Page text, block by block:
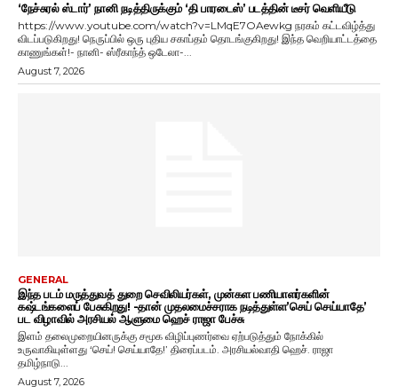
‘நேச்சுரல் ஸ்டார்’ நானி நடித்திருக்கும் ‘தி பாரடைஸ்’ படத்தின் டீசர் வெளியீடு
https://www.youtube.com/watch?v=LMqE7OAewkg நரகம் கட்டவிழ்த்து
விடப்படுகிறது! நெருப்பில் ஒரு புதிய சகாப்தம் தொடங்குகிறது! இந்த வெறியாட்டத்தை
காணுங்கள்!- நானி- ஸ்ரீகாந்த் ஒடேலா-...
August 7, 2026
GENERAL
இந்த படம் மருத்துவத் துறை செவிலியர்கள், முன்கள பணியாளர்களின்
கஷ்டங்களைப் பேசுகிறது! -தான் முதலமைச்சராக நடித்துள்ள’செய் செய்யாதே’
பட விழாவில் அரசியல் ஆளுமை ஹெச் ராஜா பேச்சு
இளம் தலைமுறையினருக்கு சமூக விழிப்புணர்வை ஏற்படுத்தும் நோக்கில்
உருவாகியுள்ளது ‘செய்! செய்யாதே!’ திரைப்படம். அரசியல்வாதி ஹெச். ராஜா
தமிழ்நாடு...
August 7, 2026